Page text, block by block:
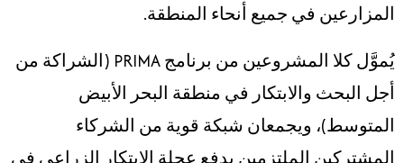
المزارعين في جميع أنحاء المنطقة.
يُموَّل كلا المشروعين من برنامج PRIMA (الشراكة من
أجل البحث والابتكار في منطقة البحر الأبيض
المتوسط)، ويجمعان شبكة قوية من الشركاء
المشتركين الملتزمين بدفع عجلة الابتكار الزراعي في